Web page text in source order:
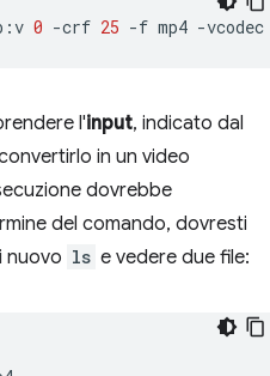
0 -crf 25 -f mp4 -vcodec
l'input, indicato dal
in un video
dovrebbe
del comando, dovresti
nuovo ls e vedere due file: